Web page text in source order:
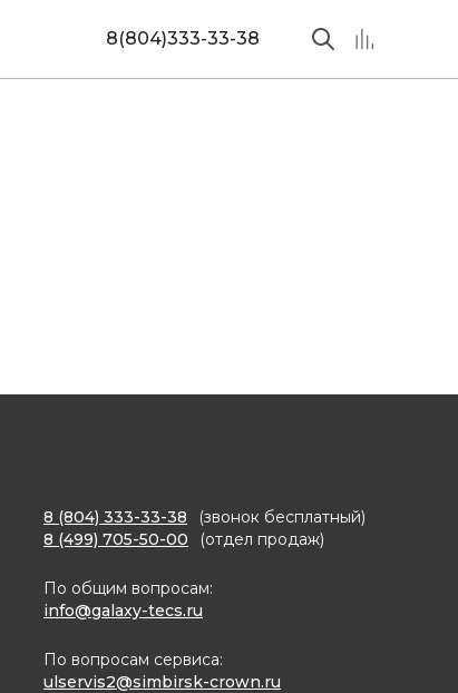
8(804)333-33-38
8 (804) 333-33-38
(звонок бесплатный)
8 (499) 705-50-00
(отдел продаж)
По общим вопросам:
info@galaxy-tecs.ru
По вопросам сервиса:
ulservis2@simbirsk-crown.ru